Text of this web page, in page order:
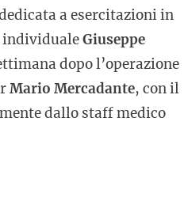
a esercitazioni in
individualeGiuseppe
dopo l’operazione
Mario Mercadante, con il
dallo staff medico